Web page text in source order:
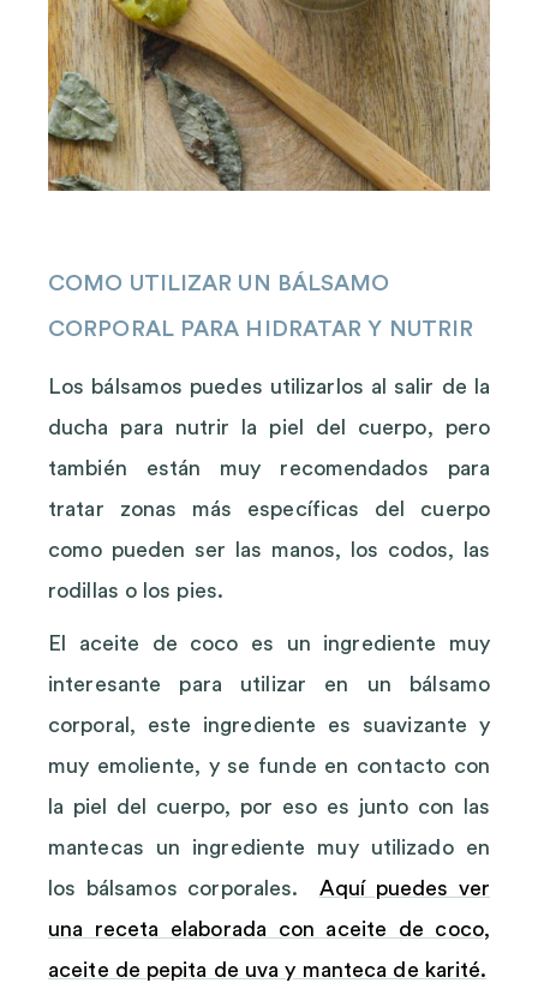
COMO UTILIZAR UN BÁLSAMO
CORPORAL PARA HIDRATAR Y NUTRIR
Los bálsamos puedes utilizarlos al salir de la
ducha para nutrir la piel del cuerpo, pero
también están muy recomendados para
tratar zonas más específicas del cuerpo
como pueden ser las manos, los codos, las
rodillas o los pies.
El aceite de coco es un ingrediente muy
interesante para utilizar en un bálsamo
corporal, este ingrediente es suavizante y
muy emoliente, y se funde en contacto con
la piel del cuerpo, por eso es junto con las
mantecas un ingrediente muy utilizado en
los bálsamos corporales. Aquí puedes ver
una receta elaborada con aceite de coco,
aceite de pepita de uva y manteca de karité.